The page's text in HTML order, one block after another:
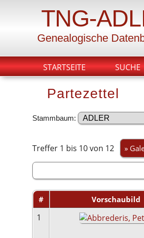
TNG-
Genealogische
STARTSEITE SUCHE
Partezettel
Stammbaum:
Treffer 1 bis 10 von 12 »
# Vorschaubild
1